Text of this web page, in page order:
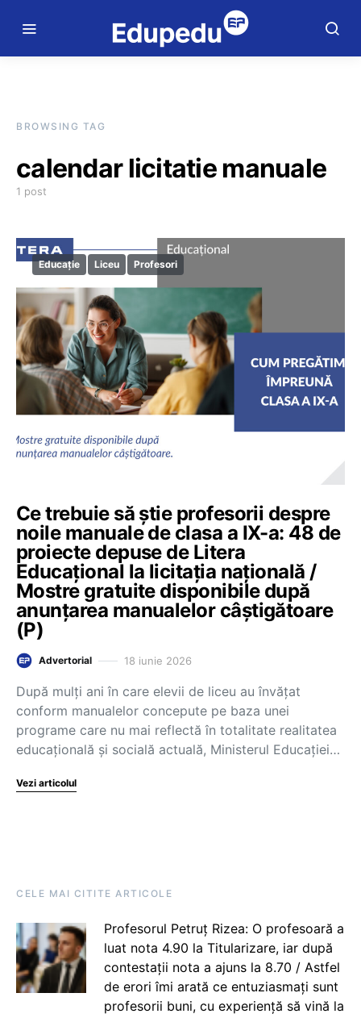
BROWSING TAG
calendar licitatie manuale
1 post
Educație Liceu Profesori
Ce trebuie să știe profesorii despre
noile manuale de clasa a IX-a: 48 de
proiecte depuse de Litera
Educațional la licitația națională /
Mostre gratuite disponibile după
anunțarea manualelor câștigătoare
(P)
Advertorial 18 iunie 2026
După mulți ani în care elevii de liceu au învățat
conform manualelor concepute pe baza unei
programe care nu mai reflectă în totalitate realitatea
educațională și socială actuală, Ministerul Educației…
Vezi articolul
CELE MAI CITITE ARTICOLE
Profesorul Petruț Rizea: O profesoară a
luat nota 4.90 la Titularizare, iar după
contestații nota a ajuns la 8.70 / Astfel
de erori îmi arată ce entuziasmați sunt
profesorii buni, cu experiență să vină la